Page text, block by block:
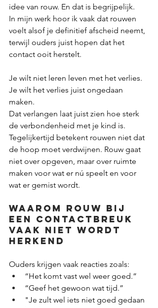
idee van rouw. En dat is begrijpelijk.
In mijn werk hoor ik vaak dat rouwen
voelt alsof je definitief afscheid neemt,
terwijl ouders juist hopen dat het
contact ooit herstelt.
Je wilt niet leren leven met het verlies.
Je wilt het verlies juist ongedaan
maken.
Dat verlangen laat juist zien hoe sterk
de verbondenheid met je kind is.
Tegelijkertijd betekent rouwen niet dat
de hoop moet verdwijnen. Rouw gaat
niet over opgeven, maar over ruimte
maken voor wat er nú speelt en voor
wat er gemist wordt.
Waarom rouw bij
een contactbreuk
vaak niet wordt
herkend
Ouders krijgen vaak reacties zoals:
“Het komt vast wel weer goed.”
“Geef het gewoon wat tijd.”
"Je zult wel iets niet goed gedaan